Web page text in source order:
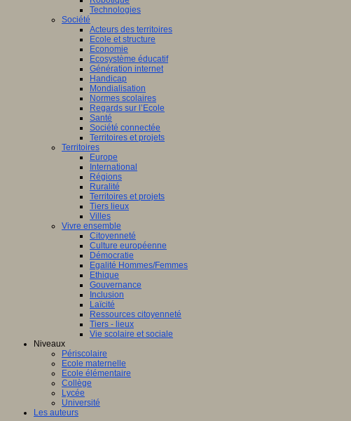
Technologies
Société
Acteurs des territoires
Ecole et structure
Economie
Ecosystème éducatif
Génération internet
Handicap
Mondialisation
Normes scolaires
Regards sur l’Ecole
Santé
Société connectée
Territoires et projets
Territoires
Europe
International
Régions
Ruralité
Territoires et projets
Tiers lieux
Villes
Vivre ensemble
Citoyenneté
Culture européenne
Démocratie
Egalité Hommes/Femmes
Ethique
Gouvernance
Inclusion
Laïcité
Ressources citoyenneté
Tiers - lieux
Vie scolaire et sociale
Niveaux
Périscolaire
Ecole maternelle
Ecole élémentaire
Collège
Lycée
Université
Les auteurs